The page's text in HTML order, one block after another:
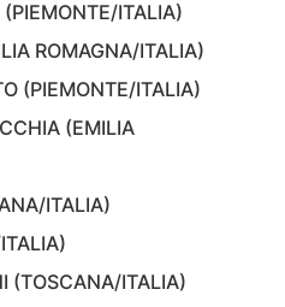
ITALIA)
ROMAGNA/ITALIA)
(PIEMONTE/ITALIA)
(EMILIA
ITALIA)
(TOSCANA/ITALIA)